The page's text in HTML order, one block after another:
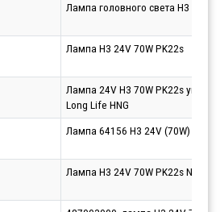
Лампа головного света H3
Лампа H3 24V 70W PK22s
Лампа 24V H3 70W PK22s
Long Life HNG
Лампа 64156 Н3 24V (70W)
Лампа H3 24V 70W PK22s NVA